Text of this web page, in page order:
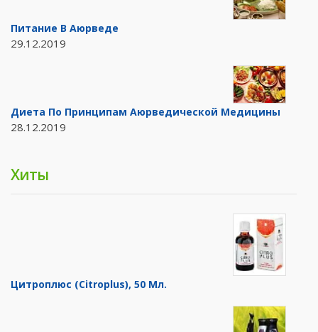
Питание В Аюрведе
29.12.2019
Диета По Принципам Аюрведической Медицины
28.12.2019
Хиты
Цитроплюс (Citroplus), 50 Мл.